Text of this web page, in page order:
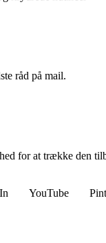
råd på mail.
for at trække den
YouTube